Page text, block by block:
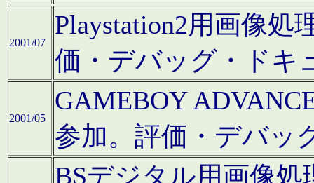
2001/07
Playstation2用画像
価・デバッグ・ドキ
2001/05
GAMEBOY
参加。評価・デバッ
BSデジタル用画像